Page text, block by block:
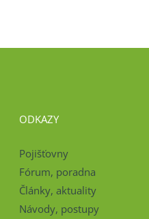
ODKAZY
Pojišťovny
Fórum, poradna
Články, aktuality
Návody, postupy